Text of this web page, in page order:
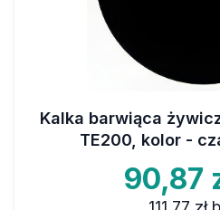
Kalka barwiąca
TE200, kolor -
90,87